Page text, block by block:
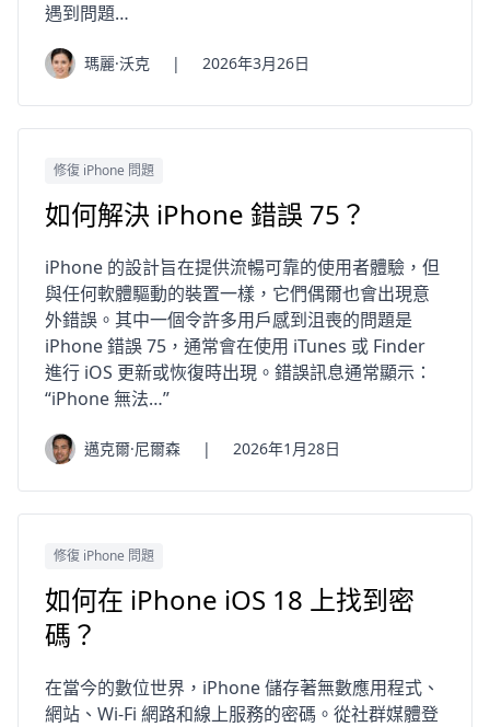
遇到問題…
瑪麗·沃克 | 2026年3月26日
修復 iPhone 問題
如何解決 iPhone 錯誤 75？
iPhone 的設計旨在提供流暢可靠的使用者體驗，但
與任何軟體驅動的裝置一樣，它們偶爾也會出現意
外錯誤。其中一個令許多用戶感到沮喪的問題是
iPhone 錯誤 75，通常會在使用 iTunes 或 Finder
進行 iOS 更新或恢復時出現。錯誤訊息通常顯示：
“iPhone 無法…”
邁克爾·尼爾森 | 2026年1月28日
修復 iPhone 問題
如何在 iPhone iOS 18 上找到密
碼？
在當今的數位世界，iPhone 儲存著無數應用程式、
網站、Wi-Fi 網路和線上服務的密碼。從社群媒體登